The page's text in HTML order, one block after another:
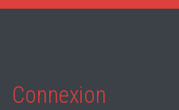
Connexion